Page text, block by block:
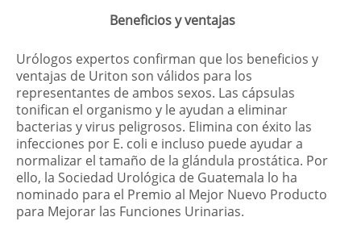
Beneficios y ventajas
Urólogos expertos confirman que los beneficios y
ventajas de Uriton son válidos para los
representantes de ambos sexos. Las cápsulas
tonifican el organismo y le ayudan a eliminar
bacterias y virus peligrosos. Elimina con éxito las
infecciones por E. coli e incluso puede ayudar a
normalizar el tamaño de la glándula prostática. Por
ello, la Sociedad Urológica de Guatemala lo ha
nominado para el Premio al Mejor Nuevo Producto
para Mejorar las Funciones Urinarias.